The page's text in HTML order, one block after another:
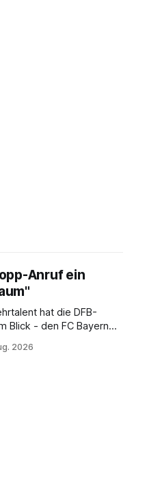
Anruf ein
hat die DFB-
Blick - den FC Bayern
2026